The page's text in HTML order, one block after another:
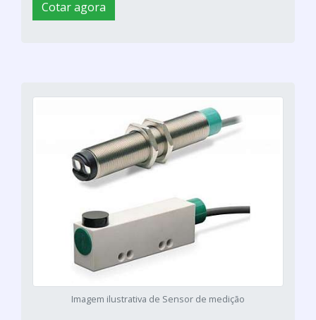
Cotar agora
Imagem ilustrativa de Sensor de medição